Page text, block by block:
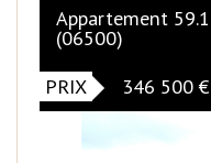
Appartement
(06500)
PRIX
346 500 €